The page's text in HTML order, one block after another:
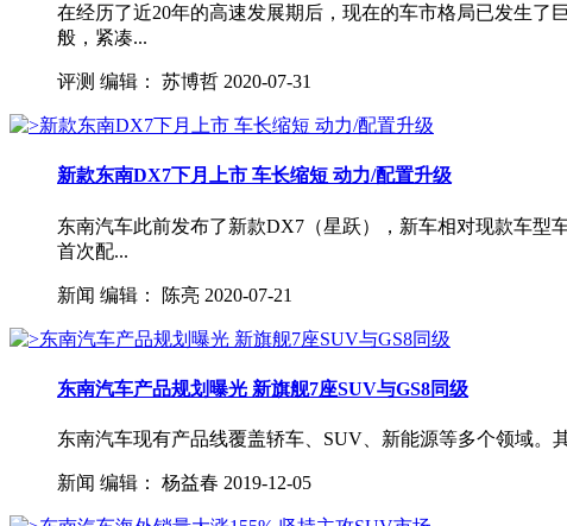
在经历了近20年的高速发展期后，现在的车市格局已发生
般，紧凑...
评测 编辑： 苏博哲 2020-07-31
新款东南DX7下月上市 车长缩短 动力/配置升级
东南汽车此前发布了新款DX7（星跃），新车相对现款车型
首次配...
新闻 编辑： 陈亮 2020-07-21
东南汽车产品规划曝光 新旗舰7座SUV与GS8同级
东南汽车现有产品线覆盖轿车、SUV、新能源等多个领域。
新闻 编辑： 杨益春 2019-12-05